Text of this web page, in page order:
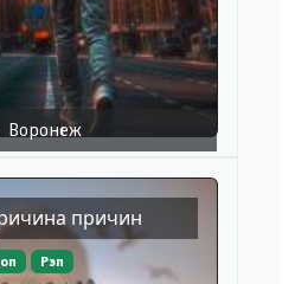
Воронеж
причин
Рэп